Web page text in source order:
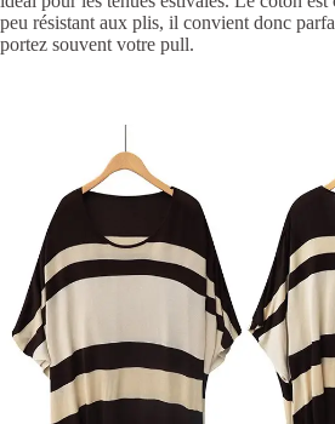
peu résistant aux plis, il convient donc
portez souvent votre pull.